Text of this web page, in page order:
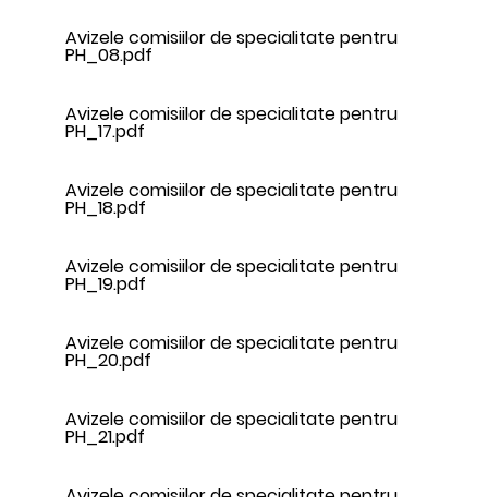
Avizele comisiilor de specialitate pentru
PH_08.pdf
Avizele comisiilor de specialitate pentru
PH_17.pdf
Avizele comisiilor de specialitate pentru
PH_18.pdf
Avizele comisiilor de specialitate pentru
PH_19.pdf
Avizele comisiilor de specialitate pentru
PH_20.pdf
Avizele comisiilor de specialitate pentru
PH_21.pdf